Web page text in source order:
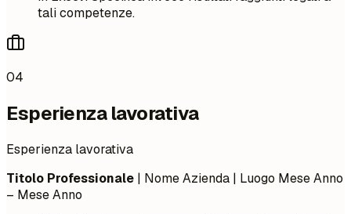
tali competenze.
04
Esperienza lavorativa
Esperienza lavorativa
Titolo Professionale | Nome Azienda | Luogo Mese Anno
– Mese Anno